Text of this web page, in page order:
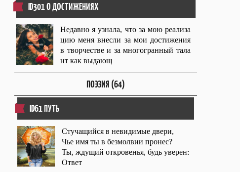
ID301 О ДОСТИЖЕНИЯХ
Недавно я узнала, что за мою реализа
цию меня внесли за мои достижения
в творчестве и за многогранный тала
нт как выдающ
ПОЭЗИЯ (64)
ID61 ПУТЬ
Стучащийся в невидимые двери,
Чье имя ты в безмолвии пронес?
Ты, ждущий откровенья, будь уверен:
Ответ